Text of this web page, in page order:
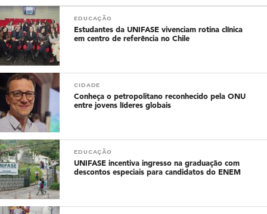
EDUCAÇÃO
Estudantes da UNIFASE vivenciam rotina clínica
em centro de referência no Chile
CIDADE
Conheça o petropolitano reconhecido pela ONU
entre jovens líderes globais
EDUCAÇÃO
UNIFASE incentiva ingresso na graduação com
descontos especiais para candidatos do ENEM